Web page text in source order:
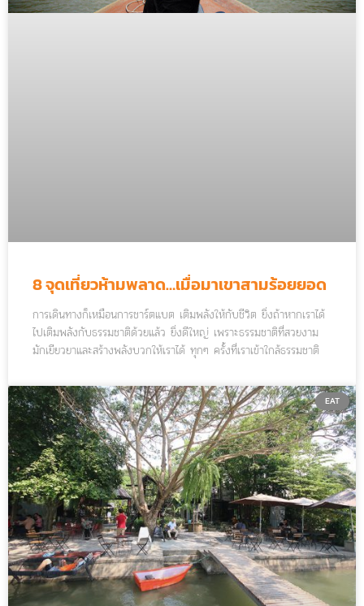
8 จุดเที่ยวห้ามพลาด…เมื่อมาเขาสามร้อยยอด
การเดินทางก็เหมือนการชาร์ตแบต เติมพลังให้กับชีวิต ยิ่งถ้าหากเราได้
ไปเติมพลังกับธรรมชาติด้วยแล้ว ยิ่งดีใหญ่ เพราะธรรมชาติที่สวยงาม
มักเยียวยาและสร้างพลังบวกให้เราได้ ทุกๆ ครั้งที่เราเข้าใกล้ธรรมชาติ
EAT